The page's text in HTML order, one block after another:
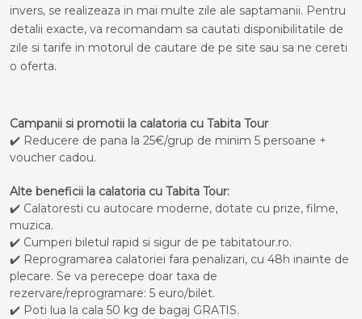
invers, se realizeaza in mai multe zile ale saptamanii. Pentru
detalii exacte, va recomandam sa cautati disponibilitatile de
zile si tarife in motorul de cautare de pe site sau sa ne cereti
o oferta.
Campanii si promotii la calatoria cu Tabita Tour
✔️ Reducere de pana la 25€/grup de minim 5 persoane +
voucher cadou.
Alte beneficii la calatoria cu Tabita Tour:
✔️ Calatoresti cu autocare moderne, dotate cu prize, filme,
muzica.
✔️ Cumperi biletul rapid si sigur de pe tabitatour.ro.
✔️ Reprogramarea calatoriei fara penalizari, cu 48h inainte de
plecare. Se va perecepe doar taxa de
rezervare/reprogramare: 5 euro/bilet.
✔️ Poti lua la cala 50 kg de bagaj GRATIS.